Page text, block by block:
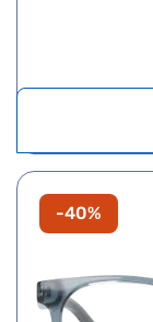
-40%